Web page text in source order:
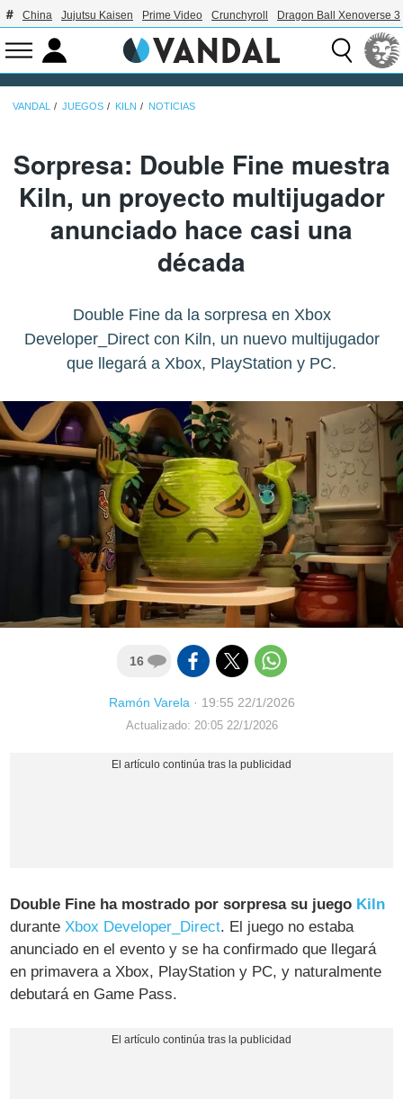
China Jujutsu Kaisen Prime Video Crunchyroll Dragon Ball Xenoverse 3
VANDAL JUEGOS KILN NOTICIAS
Sorpresa: Double Fine muestra
Kiln, un proyecto multijugador
anunciado hace casi una
década
Double Fine da la sorpresa en Xbox
Developer_Direct con Kiln, un nuevo multijugador
que llegará a Xbox, PlayStation y PC.
16
Ramón Varela· 19:55 22/1/2026
Actualizado: 20:05 22/1/2026
Double Fine ha mostrado por sorpresa su juego Kiln
duranteXbox Developer_Direct. El juego no estaba
anunciado en el evento y se ha confirmado que llegará
en primavera a Xbox, PlayStation y PC, y naturalmente
debutará en Game Pass.